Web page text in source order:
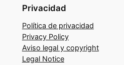
Privacidad
Política de privacidad
Privacy Policy
Aviso legal y copyright
Legal Notice